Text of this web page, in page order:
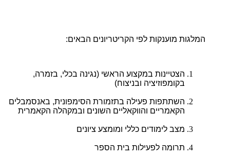
המלגות מוענקות לפי הקריטריונים הבאים:
הצטיינות במקצוע הראשי (נגינה בכלי, בזמרה,
בקומפוזיציה ובניצוח)
השתתפות פעילה בתזמורת הסימפונית, באנסמבלים
הקאמריים והווקאליים השונים ובמקהלה הקאמרית
מצב לימודים כללי ומומצע ציונים
תרומה לפעילות בית הספר